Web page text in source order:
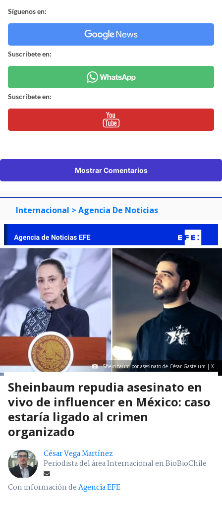
Síguenos en:
Suscríbete en:
Suscríbete en:
Mostrar Comentarios
Internacional > Agencia De Noticias
Sheinbaum por asesinato de César Gastelum | X
Sheinbaum repudia asesinato en
vivo de influencer en México: caso
estaría ligado al crimen
organizado
César Vega Martínez
Periodista del área Internacional en BioBioChile
Con información deAgencia EFE